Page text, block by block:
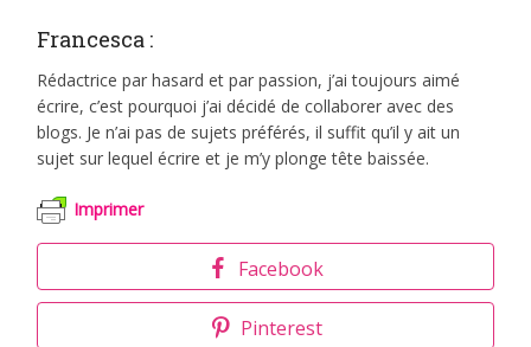
Francesca :
Rédactrice par hasard et par passion, j’ai toujours aimé
écrire, c’est pourquoi j’ai décidé de collaborer avec des
blogs. Je n’ai pas de sujets préférés, il suffit qu’il y ait un
sujet sur lequel écrire et je m’y plonge tête baissée.
Imprimer
Facebook
Pinterest